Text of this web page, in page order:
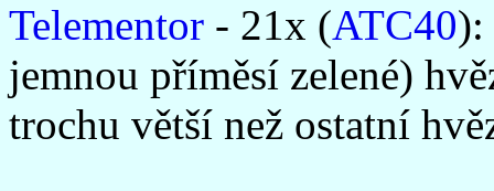
Telementor - 21x (ATC40):
jemnou příměsí zelené)
trochu větší než ostatní